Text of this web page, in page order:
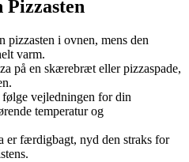
Pizzasten
pizzasten i ovnen, mens den
varm.
på en skærebræt eller pizzaspade,
følge vejledningen for din
temperatur og
er færdigbagt, nyd den straks for